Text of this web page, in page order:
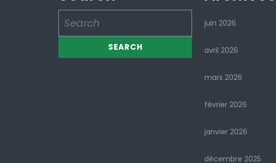
for:
juin 2026
avril 2026
mars 2026
février 2026
janvier 2026
décembre 2025